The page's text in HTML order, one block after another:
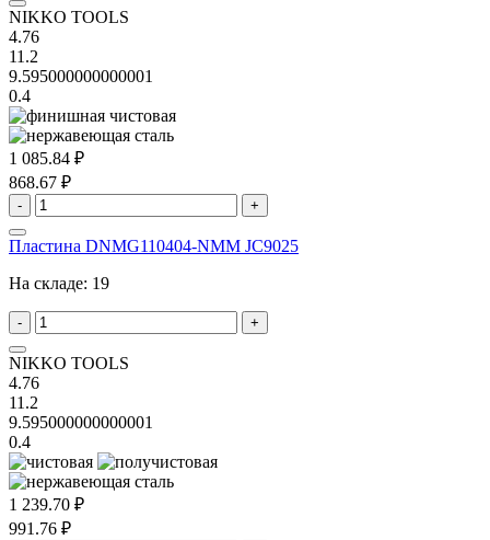
NIKKO TOOLS
4.76
11.2
9.595000000000001
0.4
1 085.84 ₽
868.67 ₽
- +
Пластина DNMG110404-NMM JC9025
На складе: 19
- +
NIKKO TOOLS
4.76
11.2
9.595000000000001
0.4
1 239.70 ₽
991.76 ₽